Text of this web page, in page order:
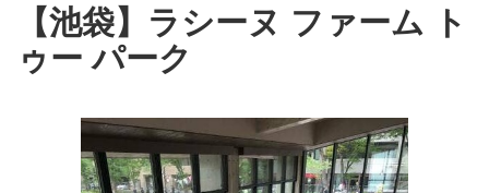
【池袋】ラシーヌ ファーム ト
ゥー パーク